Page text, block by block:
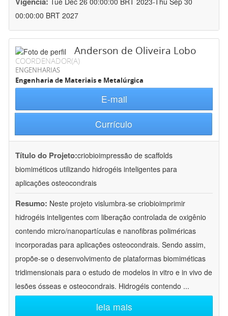
00:00:00 BRT 2027
Anderson de Oliveira Lobo
COORDENADOR(A)
ENGENHARIAS
Engenharia de Materiais e Metalúrgica
E-mail
Currículo
Título do Projeto:criobioimpressão de scaffolds
biomiméticos utilizando hidrogéis inteligentes para
aplicações osteocondrais
Resumo: Neste projeto vislumbra-se criobioimprimir
hidrogéis inteligentes com liberação controlada de oxigênio
contendo micro/nanopartículas e nanofibras poliméricas
incorporadas para aplicações osteocondrais. Sendo assim,
propõe-se o desenvolvimento de plataformas biomiméticas
tridimensionais para o estudo de modelos in vitro e in vivo de
lesões ósseas e osteocondrais. Hidrogéis contendo ...
leia mais